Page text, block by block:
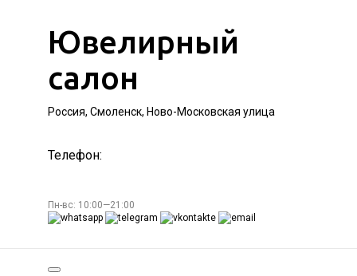
Ювелирный
салон
Россия, Смоленск, Ново-Московская улица
Телефон:
Пн-вс: 10:00—21:00